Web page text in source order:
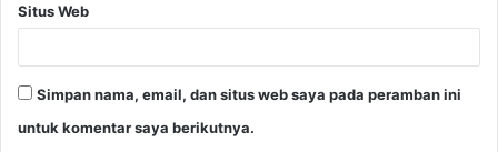
Situs Web
Simpan nama, email, dan situs web saya pada peramban ini
untuk komentar saya berikutnya.